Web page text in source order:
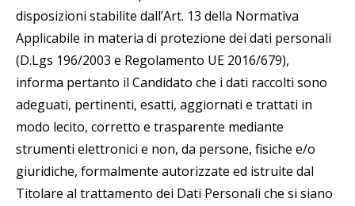
disposizioni stabilite dall’Art. 13 della Normativa
Applicabile in materia di protezione dei dati personali
(D.Lgs 196/2003 e Regolamento UE 2016/679),
informa pertanto il Candidato che i dati raccolti sono
adeguati, pertinenti, esatti, aggiornati e trattati in
modo lecito, corretto e trasparente mediante
strumenti elettronici e non, da persone, fisiche e/o
giuridiche, formalmente autorizzate ed istruite dal
Titolare al trattamento dei Dati Personali che si siano